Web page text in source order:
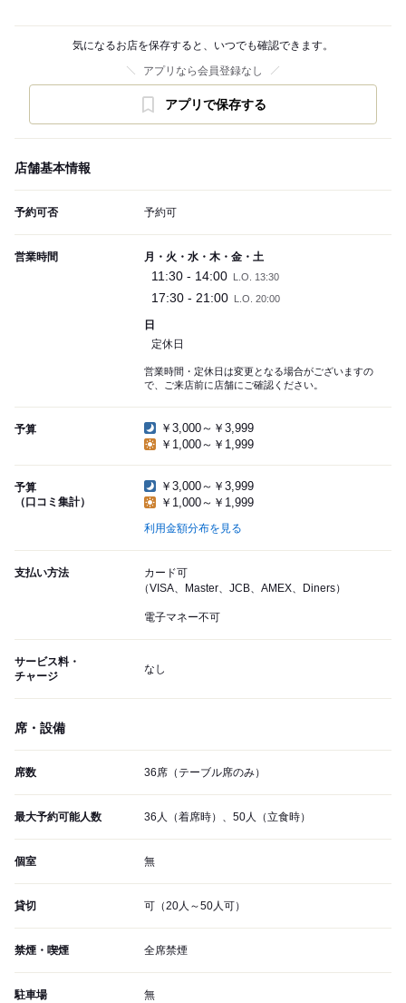
気になるお店を保存すると、いつでも確認できます。
アプリなら会員登録なし
アプリで保存する
店舗基本情報
予約可否 予約可
営業時間 月・火・水・木・金・土
11:30 - 14:00 L.O. 13:30
17:30 - 21:00 L.O. 20:00
日
定休日
営業時間・定休日は変更となる場合がございますの
で、ご来店前に店舗にご確認ください。
予算
￥3,000～￥3,999
￥1,000～￥1,999
予算
（口コミ集計）
￥3,000～￥3,999
￥1,000～￥1,999
利用金額分布を見る
支払い方法
カード可
（VISA、Master、JCB、AMEX、Diners）
電子マネー不可
サービス料・
チャージ
なし
席・設備
席数 36席（テーブル席のみ）
最大予約可能人数 36人（着席時）、50人（立食時）
個室 無
貸切 可（20人～50人可）
禁煙・喫煙 全席禁煙
駐車場 無